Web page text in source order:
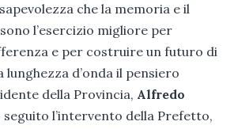
che la memoria e il
l’esercizio migliore per
e per costruire un futuro di
lunghezza d’onda il pensiero
della Provincia, Alfredo
seguito l’intervento della Prefetto,